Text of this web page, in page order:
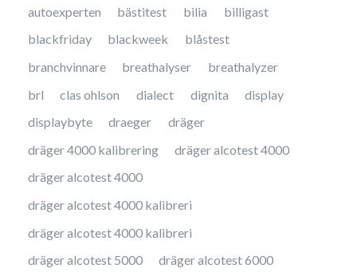
autoexperten
bästitest bilia
billigast
blackfriday
blackweek
blåstest
branchvinnare
breathalyser
breathalyzer
brl
clas ohlson dialect dignita
display
displaybyte
draeger
dräger
dräger 4000 kalibrering
dräger alcotest 4000
dräger alcotest 4000
dräger alcotest 4000 kalibreri
dräger alcotest 4000 kalibreri
dräger alcotest 5000
dräger alcotest 6000